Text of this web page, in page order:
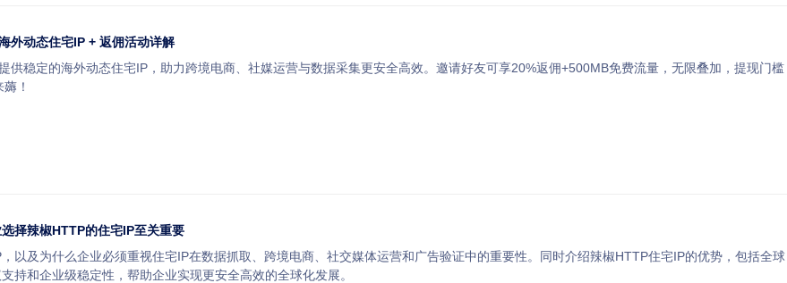
外动态住宅IP + 返佣活动详解
供稳定的海外动态住宅IP，助力跨境电商、社媒运营与数据采集更安全高效。邀请好友可享20%返佣+500MB免费流量，无限叠加，提现门槛
！
择辣椒HTTP的住宅IP至关重要
以及为什么企业必须重视住宅IP在数据抓取、跨境电商、社交媒体运营和广告验证中的重要性。同时介绍辣椒HTTP住宅IP的优势，包括全球
持和企业级稳定性，帮助企业实现更安全高效的全球化发展。